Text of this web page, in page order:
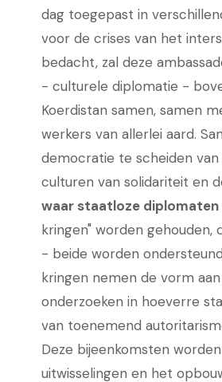
dag toegepast in
voor de crises van het
bedacht, zal deze
- culturele diplomatie -
Koerdistan samen, samen
werkers van allerlei aard.
democratie te scheiden
culturen van solidariteit en
waar staatloze diplomaten
kringen" worden gehouden,
- beide worden
kringen nemen de vorm
onderzoeken in hoeverre
van toenemend
Deze bijeenkomsten
uitwisselingen en het